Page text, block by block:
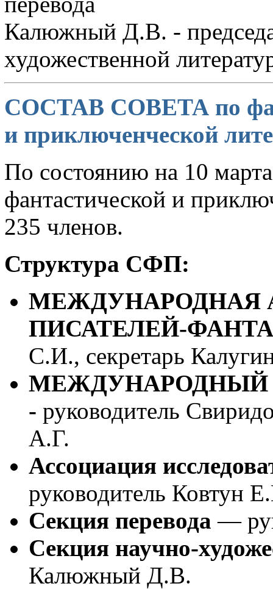
Калюжный Д.В. -
художественной
СОСТАВ СОВЕТА по
и приключенческой
По состоянию на 10
фантастической и
235 членов.
Структура СФП:
МЕЖДУНАРОДНАЯ
ПИСАТЕЛЕЙ-
С.И., секретарь
МЕЖДУНАРОДНЫЙ
- руководитель
А.Г.
Ассоциация
руководитель Ковтун
Секция перевода —
Секция научно-
Калюжный Д.В.